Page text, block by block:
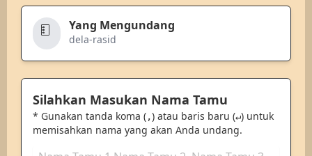
Yang Mengundang
dela-rasid
Silahkan Masukan Nama Tamu
* Gunakan tanda koma (,) atau baris baru (↵) untuk
memisahkan nama yang akan Anda undang.